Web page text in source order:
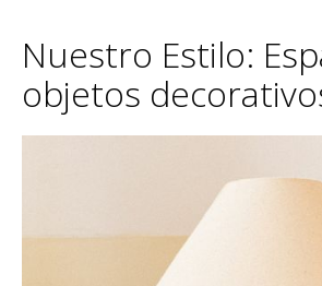
Nuestro Estilo:
objetos